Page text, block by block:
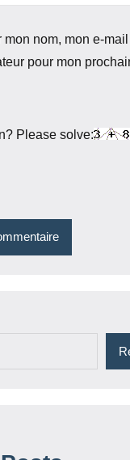
mon nom, mon e-
pour mon
Please solve: